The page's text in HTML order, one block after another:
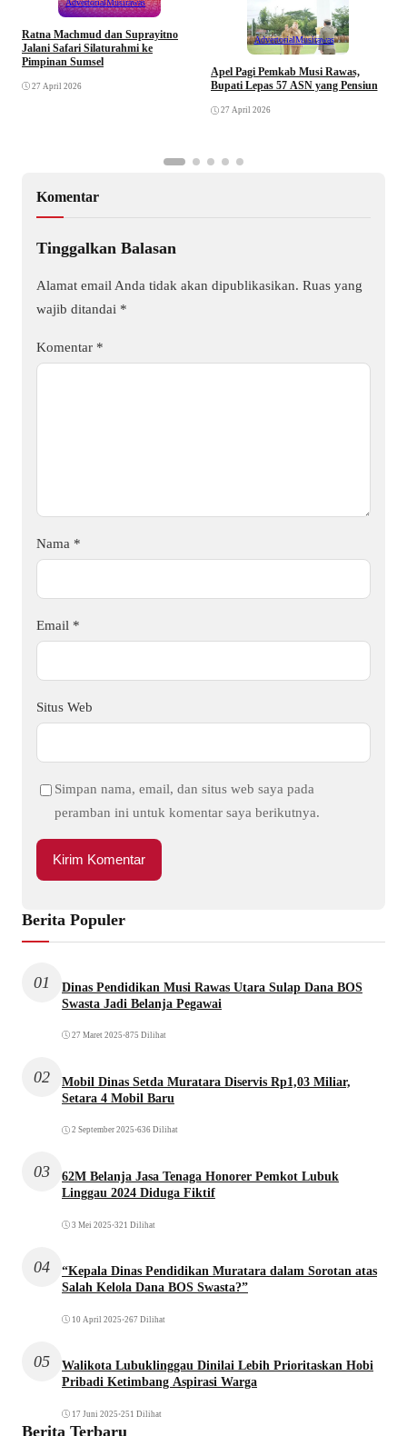
Ratna Machmud dan Suprayitno
Jalani Safari Silaturahmi ke
Pimpinan Sumsel
27 April 2026
AdvertorialMusirawas
Apel Pagi Pemkab Musi Rawas,
Bupati Lepas 57 ASN yang Pensiun
27 April 2026
Komentar
Tinggalkan Balasan
Alamat email Anda tidak akan dipublikasikan. Ruas yang
wajib ditandai *
Komentar *
Nama *
Email *
Situs Web
Simpan nama, email, dan situs web saya pada
peramban ini untuk komentar saya berikutnya.
Berita Populer
01
Dinas Pendidikan Musi Rawas Utara Sulap Dana BOS
Swasta Jadi Belanja Pegawai
27 Maret 2025 •875 Dilihat
02
Mobil Dinas Setda Muratara Diservis Rp1,03 Miliar,
Setara 4 Mobil Baru
2 September 2025 •636 Dilihat
03
62M Belanja Jasa Tenaga Honorer Pemkot Lubuk
Linggau 2024 Diduga Fiktif
3 Mei 2025 •321 Dilihat
04
“Kepala Dinas Pendidikan Muratara dalam Sorotan atas
Salah Kelola Dana BOS Swasta?”
10 April 2025 •267 Dilihat
05
Walikota Lubuklinggau Dinilai Lebih Prioritaskan Hobi
Pribadi Ketimbang Aspirasi Warga
17 Juni 2025 •251 Dilihat
Berita Terbaru